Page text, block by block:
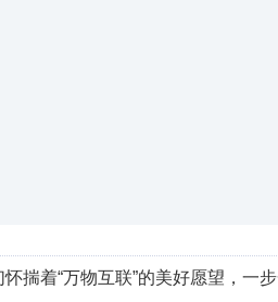
揣着“万物互联”的美好愿望，一